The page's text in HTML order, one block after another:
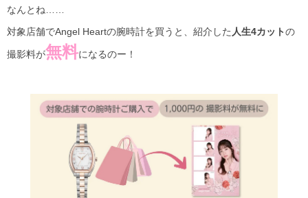
なんとね……
対象店舗でAngel Heartの腕時計を買うと、紹介した 人生4カットの
撮影料が無料になるのー！